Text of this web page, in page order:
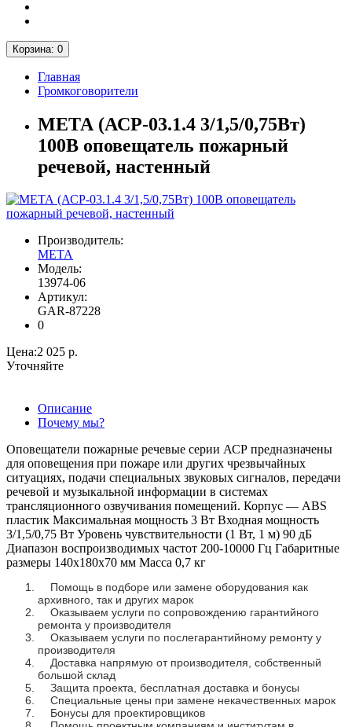
Корзина: 0
Главная
Громкоговорители
МЕТА (АСР-03.1.4 3/1,5/0,75Вт)
100В оповещатель пожарный
речевой, настенный
Производитель:
МЕТА
Модель:
13974-06
Артикул:
GAR-87228
0
Цена:2 025 р.
Уточняйте
Описание
Почему мы?
Оповещатели пожарные речевые серии АСР предназначены
для оповещения при пожаре или других чрезвычайных
ситуациях, подачи специальных звуковых сигналов, передачи
речевой и музыкальной информации в системах
трансляционного озвучивания помещений. Корпус — ABS
пластик Максимальная мощность 3 Вт Входная мощность
3/1,5/0,75 Вт Уровень чувствительности (1 Вт, 1 м) 90 дБ
Диапазон воспроизводимых частот 200-10000 Гц Габаритные
размеры 140x180x70 мм Масса 0,7 кг
Помощь в подборе или замене оборудования как
архивного, так и других марок
Оказываем услуги по сопровождению гарантийного
ремонта у производителя
Оказываем услуги по послегарантийному ремонту у
производителя
Доставка напрямую от производителя, собственный
большой склад
Защита проекта, бесплатная доставка и бонусы
Специальные цены при замене некачественных марок
Бонусы для проектировщиков